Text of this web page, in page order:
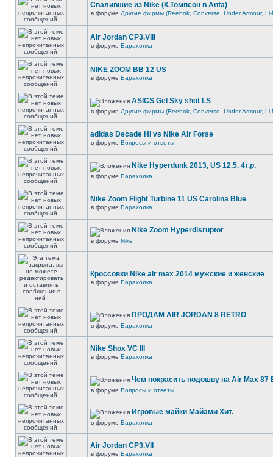
Свалившие из Nike (К.Томпсон в Anta)
в форуме Другие фирмы (Reebok, Converse, Under Armour, Li-
Air Jordan CP3.VIII
в форуме Барахолка
NIKE ZOOM BB 12 US
в форуме Барахолка
ASICS Gel Sky shot LS
в форуме Другие фирмы (Reebok, Converse, Under Armour, Li-
adidas Decade Hi vs Nike Air Forse
в форуме Вопросы и ответы
Nike Hyperdunk 2013, US 12,5. 4т.р.
в форуме Барахолка
Nike Zoom Flight Turbine 11 US Carolina Blue
в форуме Барахолка
Nike Zoom Hyperdisruptor
в форуме Nike
Кроссовки Nike air max 2014 мужские и женские
в форуме Барахолка
ПРОДАМ AIR JORDAN 8 RETRO
в форуме Барахолка
Nike Shox VC III
в форуме Барахолка
Чем покрасить подошву на Air Max 87
в форуме Вопросы и ответы
Игровые майки Майами Хит.
в форуме Барахолка
Air Jordan CP3.VII
в форуме Барахолка